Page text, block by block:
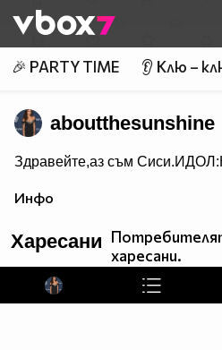
👾
🎉 PARTY TIME 👂 Клю –
aboutthesunshine
Здравейте,аз съм
Инфо
Харесани
харесани.